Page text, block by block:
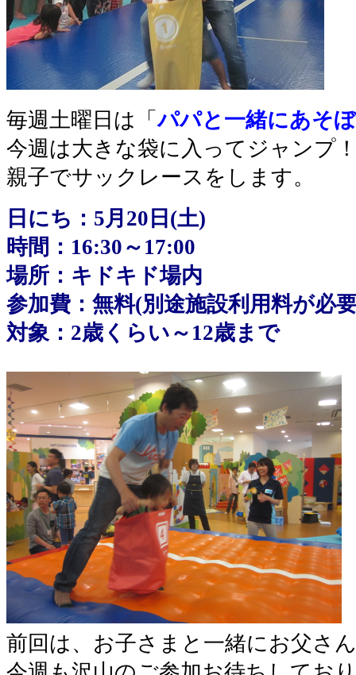
毎週土曜日は「パパと一緒にあそ
今週は大きな袋に入ってジャンプ
親子でサックレースをします。
日にち：5月20日(土)
時間：16:30～17:00
場所：キドキド場内
参加費：無料(別途施設利用料が必
対象：2歳くらい～12歳まで
前回は、お子さまと一緒にお父さ